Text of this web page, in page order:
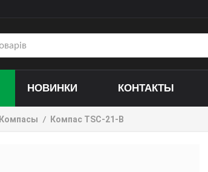
Складные ножи
НОВИНКИ КОНТАКТЫ
Компасы Компас TSC-21-B